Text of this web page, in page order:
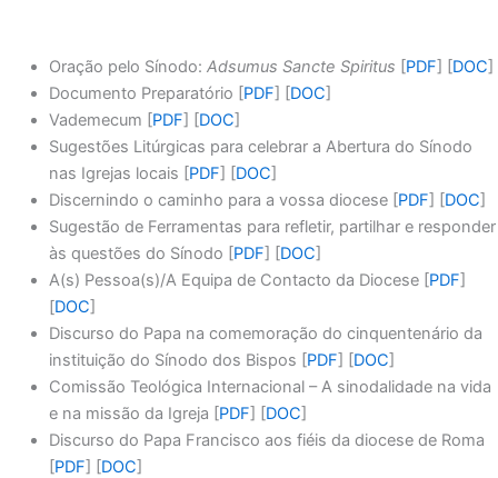
Oração pelo Sínodo: Adsumus Sancte Spiritus [PDF] [DOC]
Documento Preparatório [PDF] [DOC]
Vademecum [PDF] [DOC]
Sugestões Litúrgicas para celebrar a Abertura do Sínodo
nas Igrejas locais [PDF] [DOC]
Discernindo o caminho para a vossa diocese [PDF] [DOC]
Sugestão de Ferramentas para refletir, partilhar e responder
às questões do Sínodo [PDF] [DOC]
A(s) Pessoa(s)/A Equipa de Contacto da Diocese [PDF]
[DOC]
Discurso do Papa na comemoração do cinquentenário da
instituição do Sínodo dos Bispos [PDF] [DOC]
Comissão Teológica Internacional – A sinodalidade na vida
e na missão da Igreja [PDF] [DOC]
Discurso do Papa Francisco aos fiéis da diocese de Roma
[PDF] [DOC]